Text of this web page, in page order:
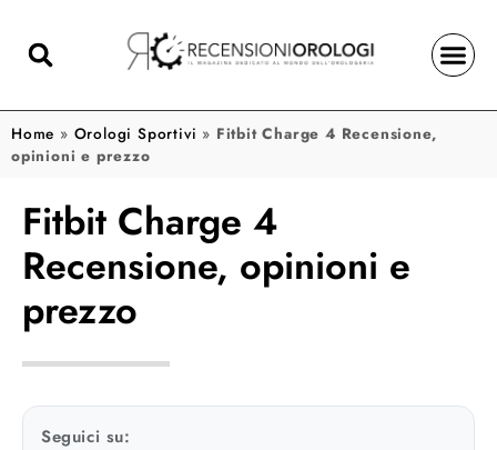
Home » Orologi Sportivi » Fitbit Charge 4 Recensione,
opinioni e prezzo
Fitbit Charge 4
Recensione, opinioni e
prezzo
Seguici su: